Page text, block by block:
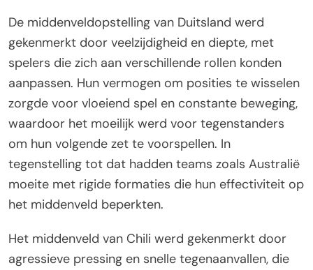
De middenveldopstelling van Duitsland werd
gekenmerkt door veelzijdigheid en diepte, met
spelers die zich aan verschillende rollen konden
aanpassen. Hun vermogen om posities te wisselen
zorgde voor vloeiend spel en constante beweging,
waardoor het moeilijk werd voor tegenstanders
om hun volgende zet te voorspellen. In
tegenstelling tot dat hadden teams zoals Australië
moeite met rigide formaties die hun effectiviteit op
het middenveld beperkten.
Het middenveld van Chili werd gekenmerkt door
agressieve pressing en snelle tegenaanvallen, die